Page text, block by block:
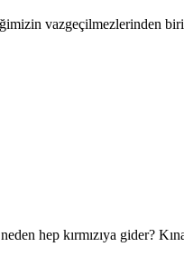
vazgeçilmezlerinden
hep kırmızıya gider?